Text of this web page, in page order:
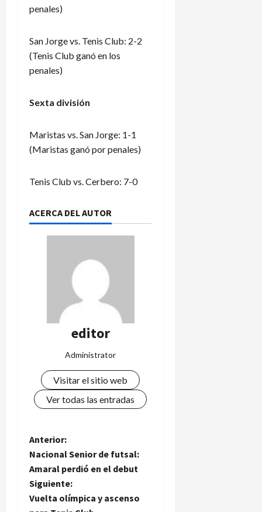
penales)
San Jorge vs. Tenis Club: 2-2
(Tenis Club ganó en los
penales)
Sexta división
Maristas vs. San Jorge: 1-1
(Maristas ganó por penales)
Tenis Club vs. Cerbero: 7-0
ACERCA DEL AUTOR
editor
Administrator
Visitar el sitio web
Ver todas las entradas
N
a
v
Anterior:
Nacional Senior de futsal:
Amaral perdió en el debut
Siguiente:
Vuelta olímpica y ascenso